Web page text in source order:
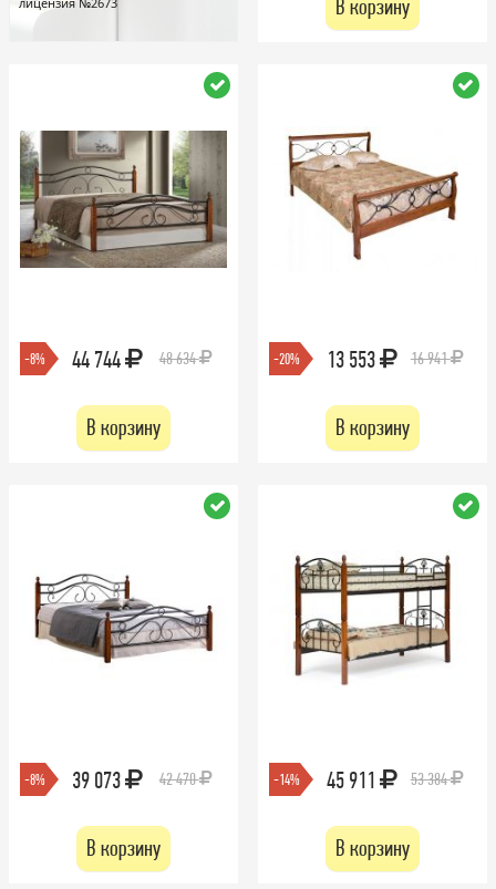
В корзину
-8% 44 744 48 634
В корзину
-20% 13 553 16 941
В корзину
-8% 39 073 42 470
В корзину
-14% 45 911 53 384
В корзину